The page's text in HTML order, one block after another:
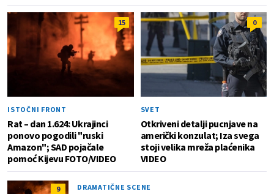
15
ISTOČNI FRONT
Rat – dan 1.624: Ukrajinci
ponovo pogodili "ruski
Amazon"; SAD pojačale
pomoć Kijevu FOTO/VIDEO
0
SVET
Otkriveni detalji pucnjave na
američki konzulat; Iza svega
stoji velika mreža plaćenika
VIDEO
9 DRAMATIČNE SCENE